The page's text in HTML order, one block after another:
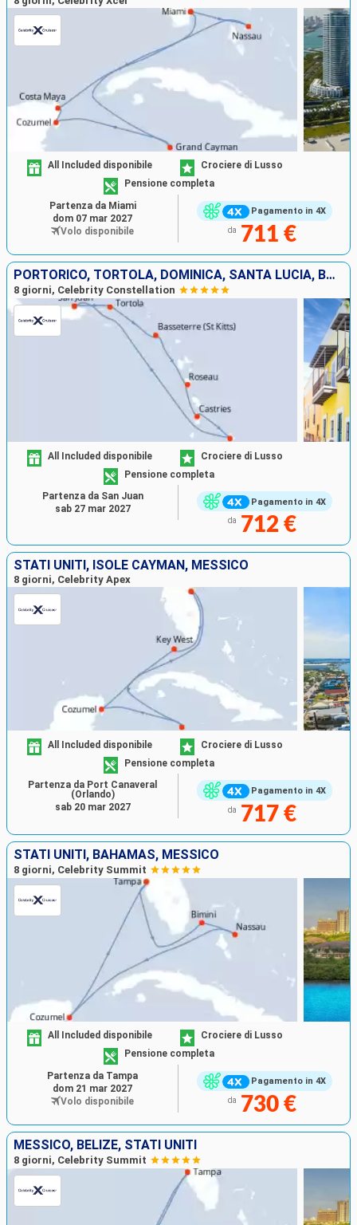
Pagamento in 4X
All Included disponibile
Crociere di Lusso
Pensione completa
da 711 €
Partenza da Miami
dom 07 mar 2027
Volo disponibile
PORTORICO, TORTOLA, DOMINICA, SANTA LUCIA, BARBADOS
8 giorni, Celebrity Constellation
Pagamento in 4X
All Included disponibile
Crociere di Lusso
Pensione completa
da 712 €
Partenza da San Juan
sab 27 mar 2027
STATI UNITI, ISOLE CAYMAN, MESSICO
8 giorni, Celebrity Apex
Pagamento in 4X
All Included disponibile
Crociere di Lusso
Pensione completa
da 717 €
Partenza da Port Canaveral
(Orlando)
sab 20 mar 2027
STATI UNITI, BAHAMAS, MESSICO
8 giorni, Celebrity Summit
Pagamento in 4X
All Included disponibile
Crociere di Lusso
Pensione completa
da 730 €
Partenza da Tampa
dom 21 mar 2027
Volo disponibile
MESSICO, BELIZE, STATI UNITI
8 giorni, Celebrity Summit